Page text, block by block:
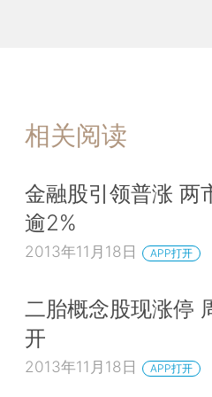
相关阅读
金融股引领普涨 两
逾2%
2013年11月18日 APP打开
二胎概念股现涨停
开
2013年11月18日 APP打开